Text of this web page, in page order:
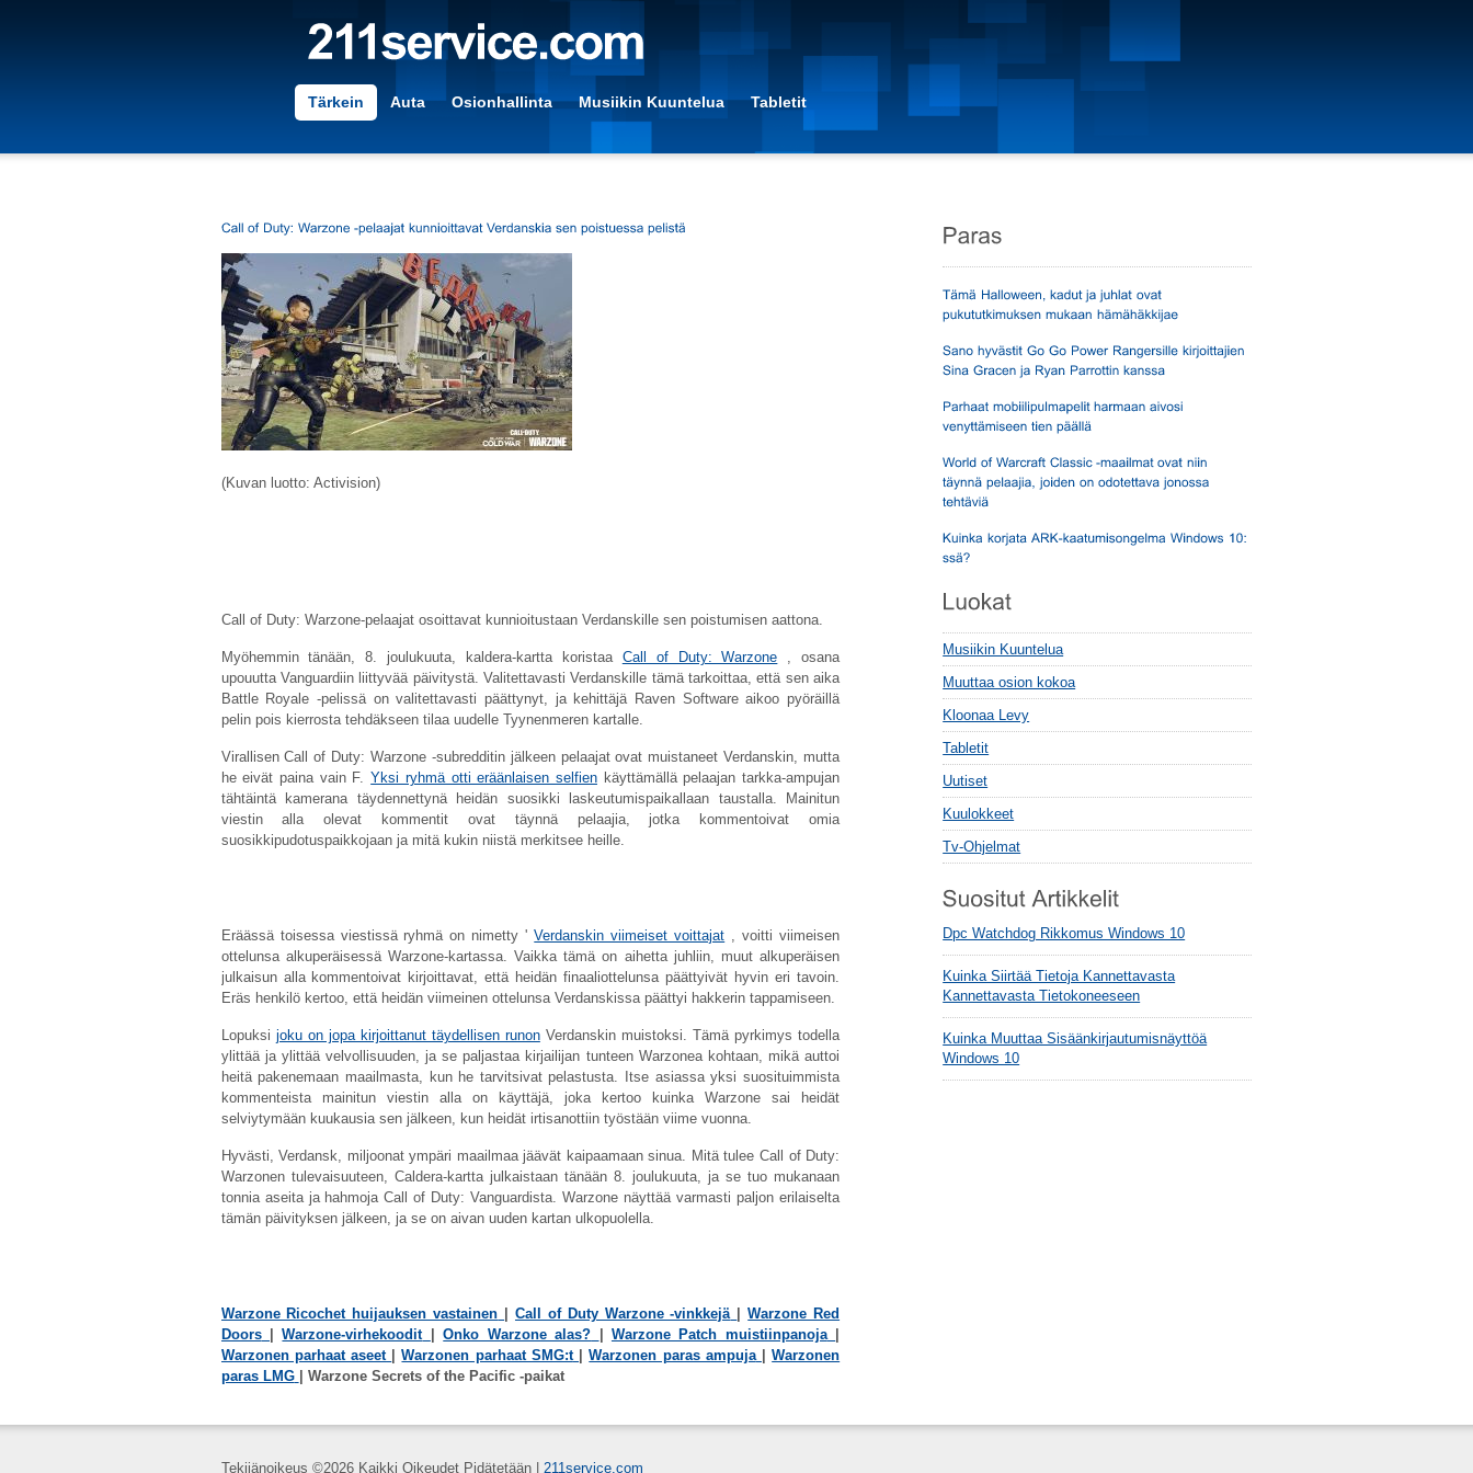
Tärkein Auta Osionhallinta Musiikin Kuuntelua Tabletit
(Kuvan luotto: Activision)
Call of Duty: Warzone-pelaajat osoittavat kunnioitustaan ​​Verdanskille sen poistumisen aattona.
Myöhemmin tänään, 8. joulukuuta, kaldera-kartta koristaa Call of Duty: Warzone , osana
upouutta Vanguardiin liittyvää päivitystä. Valitettavasti Verdanskille tämä tarkoittaa, että sen aika
Battle Royale -pelissä on valitettavasti päättynyt, ja kehittäjä Raven Software aikoo pyöräillä
pelin pois kierrosta tehdäkseen tilaa uudelle Tyynenmeren kartalle.
Virallisen Call of Duty: Warzone -subredditin jälkeen pelaajat ovat muistaneet Verdanskin, mutta
he eivät paina vain F.Yksi ryhmä otti eräänlaisen selfienkäyttämällä pelaajan tarkka-ampujan
tähtäintä kamerana täydennettynä heidän suosikki laskeutumispaikallaan taustalla. Mainitun
viestin alla olevat kommentit ovat täynnä pelaajia, jotka kommentoivat omia
suosikkipudotuspaikkojaan ja mitä kukin niistä merkitsee heille.
Eräässä toisessa viestissä ryhmä on nimetty 'Verdanskin viimeiset voittajat , voitti viimeisen
ottelunsa alkuperäisessä Warzone-kartassa. Vaikka tämä on aihetta juhliin, muut alkuperäisen
julkaisun alla kommentoivat kirjoittavat, että heidän finaaliottelunsa päättyivät hyvin eri tavoin.
Eräs henkilö kertoo, että heidän viimeinen ottelunsa Verdanskissa päättyi hakkerin tappamiseen.
Lopuksi joku on jopa kirjoittanut täydellisen runonVerdanskin muistoksi. Tämä pyrkimys todella
ylittää ja ylittää velvollisuuden, ja se paljastaa kirjailijan tunteen Warzonea kohtaan, mikä auttoi
heitä pakenemaan maailmasta, kun he tarvitsivat pelastusta. Itse asiassa yksi suosituimmista
kommenteista mainitun viestin alla on käyttäjä, joka kertoo kuinka Warzone sai heidät
selviytymään kuukausia sen jälkeen, kun heidät irtisanottiin työstään viime vuonna.
Hyvästi, Verdansk, miljoonat ympäri maailmaa jäävät kaipaamaan sinua. Mitä tulee Call of Duty:
Warzonen tulevaisuuteen, Caldera-kartta julkaistaan ​​tänään 8. joulukuuta, ja se tuo mukanaan
tonnia aseita ja hahmoja Call of Duty: Vanguardista. Warzone näyttää varmasti paljon erilaiselta
tämän päivityksen jälkeen, ja se on aivan uuden kartan ulkopuolella.
Warzone Ricochet huijauksen vastainen Call of Duty Warzone -vinkkejä
Warzone Red
Doors
Warzone-virhekoodit Onko Warzone alas? Warzone Patch muistiinpanoja
Warzonen parhaat aseet
Warzonen parhaat SMG:t Warzonen paras ampuja
Warzonen
paras LMG
| Warzone Secrets of the Pacific -paikat
Musiikin Kuuntelua
Muuttaa osion kokoa
Kloonaa Levy
Tabletit
Uutiset
Kuulokkeet
Tv-Ohjelmat
Dpc Watchdog Rikkomus Windows 10
Kuinka Siirtää Tietoja Kannettavasta
Kannettavasta Tietokoneeseen
Kuinka Muuttaa Sisäänkirjautumisnäyttöä
Windows 10
Tekijänoikeus ©2026 Kaikki Oikeudet Pidätetään | 211service.com